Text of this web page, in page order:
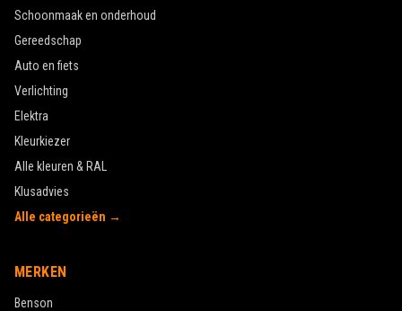
Schoonmaak en onderhoud
Gereedschap
Auto en fiets
Verlichting
Elektra
Kleurkiezer
Alle kleuren & RAL
Klusadvies
Alle categorieën →
MERKEN
Benson